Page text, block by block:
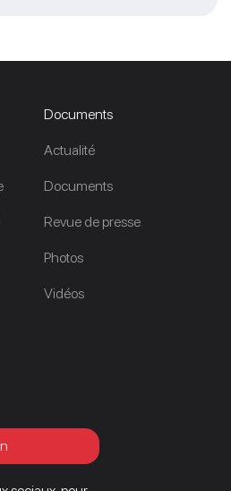
Documents
Actualité
Documents
Revue de presse
Photos
Vidéos